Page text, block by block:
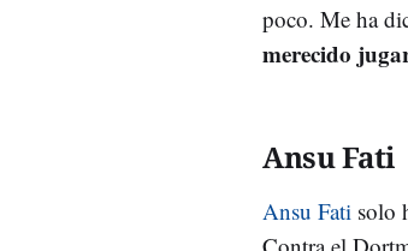
poco. Me ha
merecido
Ansu Fati
Ansu Fati solo